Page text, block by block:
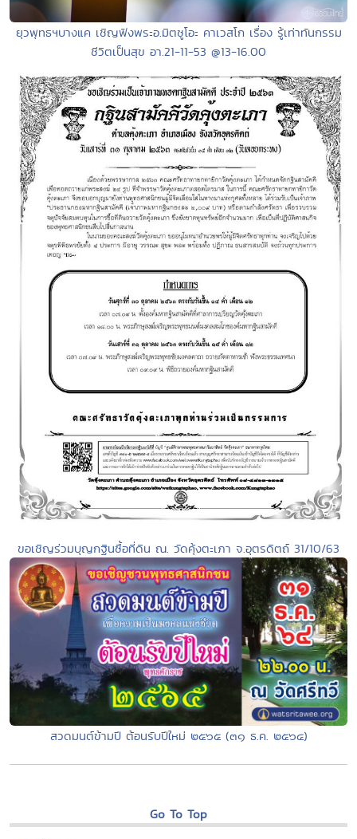
ยุวพุทธฯบางแค เชิญฟังพระอ.มิตซูโอะ คาเวสโก เรื่อง รู้เท่าทันกรรม
ชีวิตเป็นสุข อา.21-11-53 @13-16.00
ขอเชิญร่วมบุญกฐินซื้อที่ดิน ณ. วัดคุ้งตะเภา จ.อุตรดิตถ์ 31/10/63
สวดมนต์ข้ามปี ต้อนรับปีใหม่ ๒๕๖๕ (๓๑ ธ.ค. ๒๕๖๔)
Go To Top